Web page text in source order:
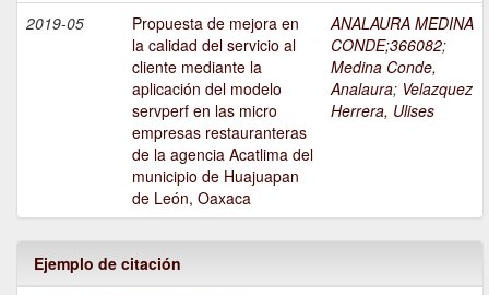
2019-05
Propuesta de mejora en
la calidad del servicio al
cliente mediante la
aplicación del modelo
servperf en las micro
empresas restauranteras
de la agencia Acatlima del
municipio de Huajuapan
de León, Oaxaca
ANALAURA MEDINA
CONDE;366082;
Medina Conde,
Analaura; Velazquez
Herrera, Ulises
Ejemplo de citación